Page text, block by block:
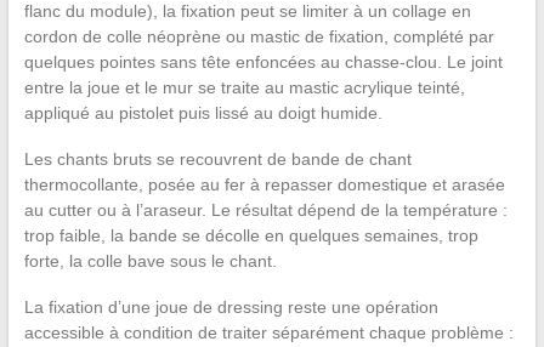
flanc du module), la fixation peut se limiter à un collage en
cordon de colle néoprène ou mastic de fixation, complété par
quelques pointes sans tête enfoncées au chasse-clou. Le joint
entre la joue et le mur se traite au mastic acrylique teinté,
appliqué au pistolet puis lissé au doigt humide.
Les chants bruts se recouvrent de bande de chant
thermocollante, posée au fer à repasser domestique et arasée
au cutter ou à l’araseur. Le résultat dépend de la température :
trop faible, la bande se décolle en quelques semaines, trop
forte, la colle bave sous le chant.
La fixation d’une joue de dressing reste une opération
accessible à condition de traiter séparément chaque problème :